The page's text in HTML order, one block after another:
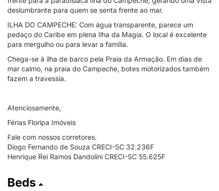
deslumbrante para quem se senta frente ao mar.
ILHA DO CAMPECHE: Com água transparente, parece um
pedaço do Caribe em plena Ilha da Magia. O local é excelente
para mergulho ou para levar a família.
Chega-se à ilha de barco pela Praia da Armação. Em dias de
mar calmo, na praia do Campeche, botes motorizados também
fazem a travessia.
Atenciosamente,
Férias Floripa Imóveis
Fale com nossos corretores.
Diogo Fernando de Souza CRECI-SC 32.236F
Henrique Rei Ramos Dandolini CRECI-SC 55.625F
Beds